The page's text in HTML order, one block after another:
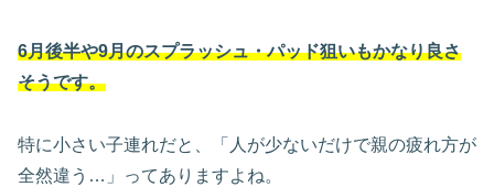
6月後半や9月のスプラッシュ・パッド狙いもかなり良さ
そうです。
特に小さい子連れだと、「人が少ないだけで親の疲れ方が
全然違う…」ってありますよね。